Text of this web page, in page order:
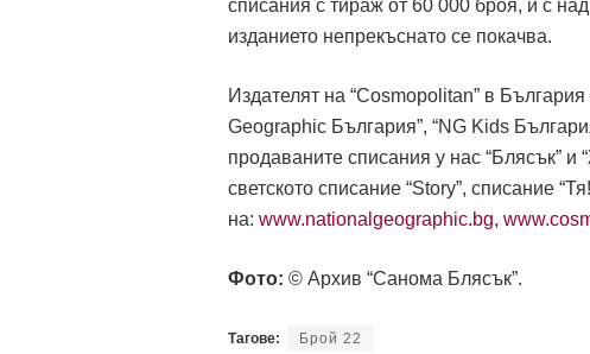
списания с тираж от 60 000 броя, и с
изданието непрекъснато се покачва.
Издателят на “Cosmopolitan” в
Geographic България”, “NG Kids
продаваните списания у нас “Блясък” и
светското списание “Story”, списание
на: www.nationalgeographic.bg,
Фото: © Архив “Санома Блясък”.
Тагове: Брой 22